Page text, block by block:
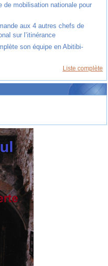
de mobilisation nationale pour
aux 4 autres chefs de
sur l’itinérance
son équipe en Abitibi-
Liste complète